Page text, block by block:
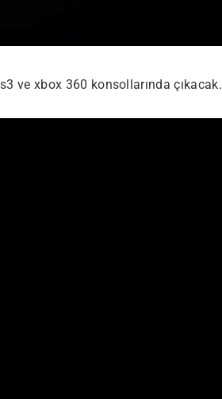
ve xbox 360 konsollarında çıkacak.